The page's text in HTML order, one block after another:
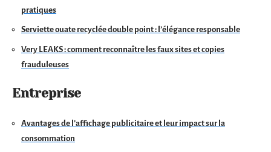
pratiques
Serviette ouate recyclée double point : l’élégance responsable
Very LEAKS : comment reconnaître les faux sites et copies
frauduleuses
Entreprise
Avantages de l’affichage publicitaire et leur impact sur la
consommation